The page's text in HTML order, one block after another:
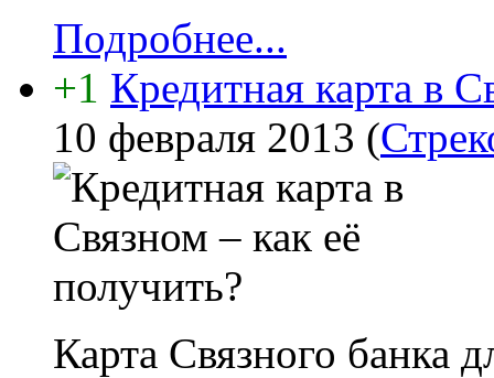
Подробнее...
+1 Кредитная карта в
10 февраля 2013 (
Карта Связного банка